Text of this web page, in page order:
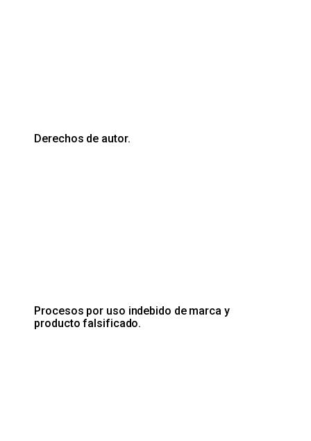
Derechos de autor.
Procesos por uso indebido de marca y
producto falsificado.